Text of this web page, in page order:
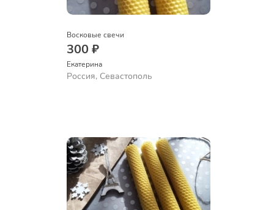
Восковые свечи
300 ₽
Екатерина
Россия, Севастополь